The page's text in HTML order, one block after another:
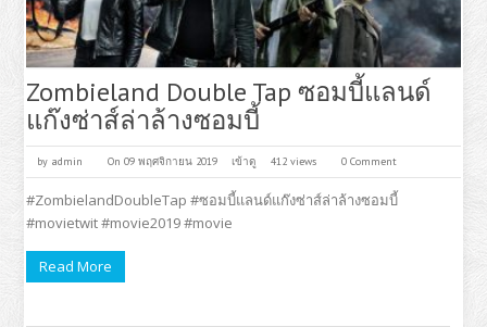
Zombieland Double Tap ซอมบี้แลนด์
แก๊งซ่าส์ล่าล้างซอมบี้
by admin On 09 พฤศจิกายน 2019 เข้าดู 412 views 0 Comment
#ZombielandDoubleTap #ซอมบี้แลนด์แก๊งซ่าส์ล่าล้างซอมบี้
#movietwit #movie2019 #movie
Read More